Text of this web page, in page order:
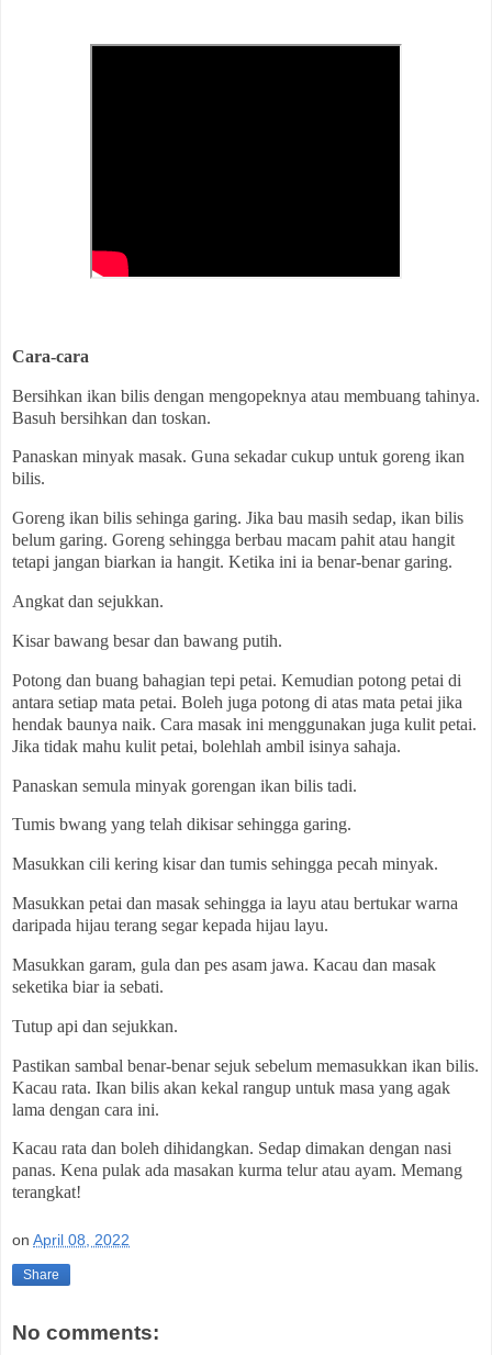
Cara-cara
Bersihkan ikan bilis dengan mengopeknya atau membuang tahinya.
Basuh bersihkan dan toskan.
Panaskan minyak masak. Guna sekadar cukup untuk goreng ikan
bilis.
Goreng ikan bilis sehinga garing. Jika bau masih sedap, ikan bilis
belum garing. Goreng sehingga berbau macam pahit atau hangit
tetapi jangan biarkan ia hangit. Ketika ini ia benar-benar garing.
Angkat dan sejukkan.
Kisar bawang besar dan bawang putih.
Potong dan buang bahagian tepi petai. Kemudian potong petai di
antara setiap mata petai. Boleh juga potong di atas mata petai jika
hendak baunya naik. Cara masak ini menggunakan juga kulit petai.
Jika tidak mahu kulit petai, bolehlah ambil isinya sahaja.
Panaskan semula minyak gorengan ikan bilis tadi.
Tumis bwang yang telah dikisar sehingga garing.
Masukkan cili kering kisar dan tumis sehingga pecah minyak.
Masukkan petai dan masak sehingga ia layu atau bertukar warna
daripada hijau terang segar kepada hijau layu.
Masukkan garam, gula dan pes asam jawa. Kacau dan masak
seketika biar ia sebati.
Tutup api dan sejukkan.
Pastikan sambal benar-benar sejuk sebelum memasukkan ikan bilis.
Kacau rata. Ikan bilis akan kekal rangup untuk masa yang agak
lama dengan cara ini.
Kacau rata dan boleh dihidangkan. Sedap dimakan dengan nasi
panas. Kena pulak ada masakan kurma telur atau ayam. Memang
terangkat!
on April 08, 2022
Share
No comments: